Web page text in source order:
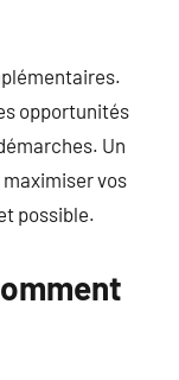
opportunités
Un
vos
possible.